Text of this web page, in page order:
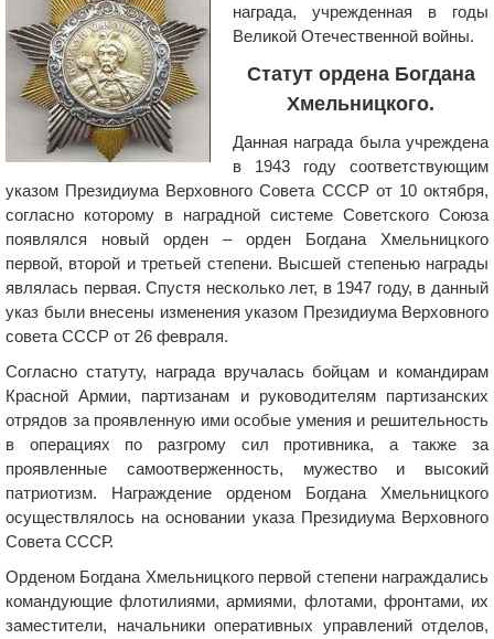
награда, учрежденная в годы
Великой Отечественной войны.
Статут ордена Богдана
Хмельницкого.
Данная награда была учреждена
в 1943 году соответствующим
указом Президиума Верховного Совета СССР от 10 октября,
согласно которому в наградной системе Советского Союза
появлялся новый орден – орден Богдана Хмельницкого
первой, второй и третьей степени. Высшей степенью награды
являлась первая. Спустя несколько лет, в 1947 году, в данный
указ были внесены изменения указом Президиума Верховного
совета СССР от 26 февраля.
Согласно статуту, награда вручалась бойцам и командирам
Красной Армии, партизанам и руководителям партизанских
отрядов за проявленную ими особые умения и решительность
в операциях по разгрому сил противника, а также за
проявленные самоотверженность, мужество и высокий
патриотизм. Награждение орденом Богдана Хмельницкого
осуществлялось на основании указа Президиума Верховного
Совета СССР.
Орденом Богдана Хмельницкого первой степени награждались
командующие флотилиями, армиями, флотами, фронтами, их
заместители, начальники оперативных управлений отделов,